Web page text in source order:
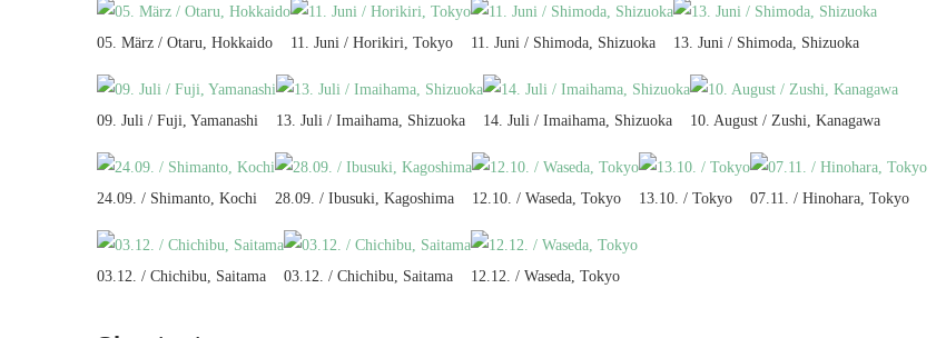
05. März / Otaru, Hokkaido 11. Juni / Horikiri, Tokyo 11. Juni / Shimoda, Shizuoka 13. Juni / Shimoda, Shizuoka
09. Juli / Fuji, Yamanashi 13. Juli / Imaihama, Shizuoka 14. Juli / Imaihama, Shizuoka 10. August / Zushi, Kanagawa
24.09. / Shimanto, Kochi 28.09. / Ibusuki, Kagoshima 12.10. / Waseda, Tokyo 13.10. / Tokyo 07.11. / Hinohara, Tokyo
03.12. / Chichibu, Saitama 03.12. / Chichibu, Saitama 12.12. / Waseda, Tokyo